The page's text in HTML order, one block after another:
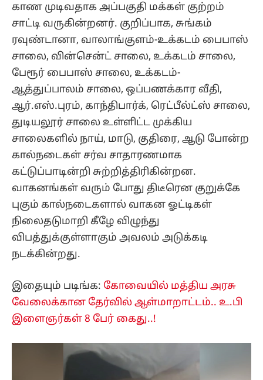
காண முடிவதாக அப்பகுதி மக்கள் குற்றம்
சாட்டி வருகின்றனர். குறிப்பாக, சுங்கம்
ரவுண்டானா, வாலாங்குளம்-உக்கடம் பைபாஸ்
சாலை, வின்சென்ட் சாலை, உக்கடம் சாலை,
பேரூர் பைபாஸ் சாலை, உக்கடம்-
ஆத்துப்பாலம் சாலை, ஒப்பணக்கார வீதி,
ஆர்.எஸ்.புரம், காந்திபார்க், ரெட்பீல்ட்ஸ் சாலை,
துடியலூர் சாலை உள்ளிட்ட முக்கிய
சாலைகளில் நாய், மாடு, குதிரை, ஆடு போன்ற
கால்நடைகள் சர்வ சாதாரணமாக
கட்டுப்பாடின்றி சுற்றித்திரிகின்றன.
வாகனங்கள் வரும் போது திடீரென குறுக்கே
புகும் கால்நடைகளால் வாகன ஓட்டிகள்
நிலைதடுமாறி கீழே விழுந்து
விபத்துக்குள்ளாகும் அவலம் அடுக்கடி
நடக்கின்றது.
இதையும் படிங்க: கோவையில் மத்திய அரசு
வேலைக்கான தேர்வில் ஆள்மாறாட்டம்.. உ.பி
இளைஞர்கள் 8 பேர் கைது..!